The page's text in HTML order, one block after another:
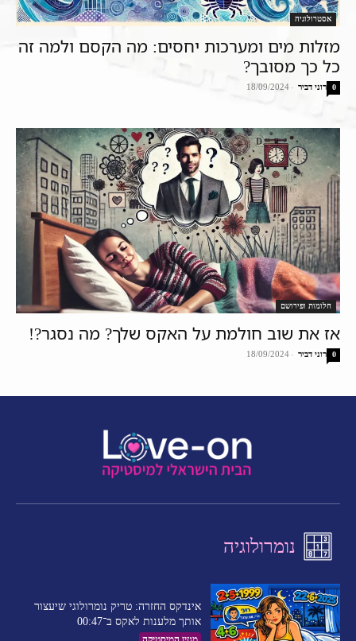
אסטרולוגיה
מזלות מים ומערכות יחסים: מה הקסם ולמה זה
כל כך מסובך?
רוני דביר -
18/09/2024 0
חלומות ופירושם
אז את שוב חולמת על האקס שלך? מה נסגר?!
רוני דביר -
18/09/2024 0
נומרולוגיה
אינדקס החזרה: טריק נומרולוגי שיעצור
אותך מלענות לאקס ב־00:47